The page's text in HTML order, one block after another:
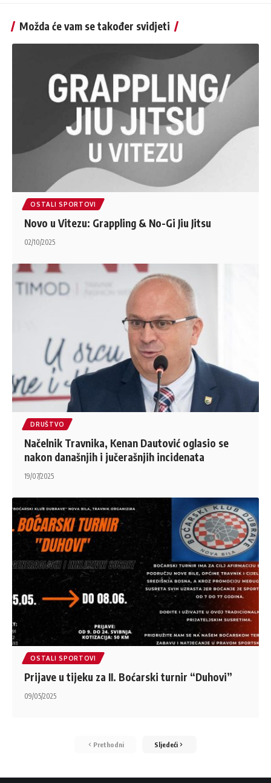
Možda će vam se također svidjeti
OSTALI SPORTOVI
Novo u Vitezu: Grappling & No-Gi Jiu Jitsu
02/10/2025
DRUŠTVO
Načelnik Travnika, Kenan Dautović oglasio se
nakon današnjih i jučerašnjih incidenata
19/07/2025
OSTALI SPORTOVI
Prijave u tijeku za II. Boćarski turnir “Duhovi”
09/05/2025
Prethodni Sljedeći